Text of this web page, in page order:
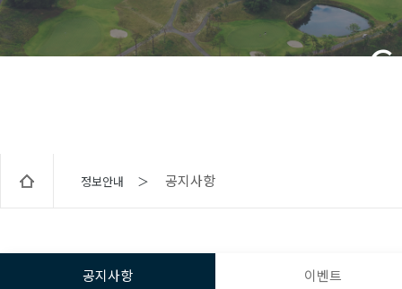
정보안내 ＞ 공지사항
공지사항 이벤트